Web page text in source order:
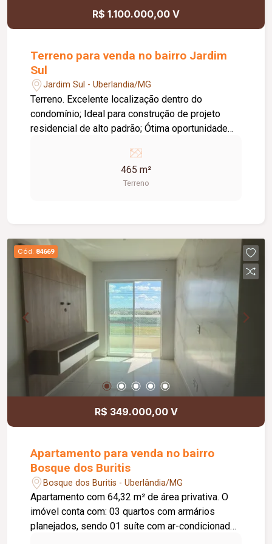
R$ 1.100.000,00 V
Terreno para venda no bairro Jardim
Sul
Jardim Sul - Uberlandia/MG
Terreno. Excelente localização dentro do
condomínio; Ideal para construção de projeto
residencial de alto padrão; Ótima oportunidade
465 m²
Terreno
Cód. 84669
R$ 349.000,00 V
Apartamento para venda no bairro
Bosque dos Buritis
Bosque dos Buritis - Uberlândia/MG
Apartamento com 64,32 m² de área privativa. O
imóvel conta com: 03 quartos com armários
planejados, sendo 01 suíte com ar-condicionado;